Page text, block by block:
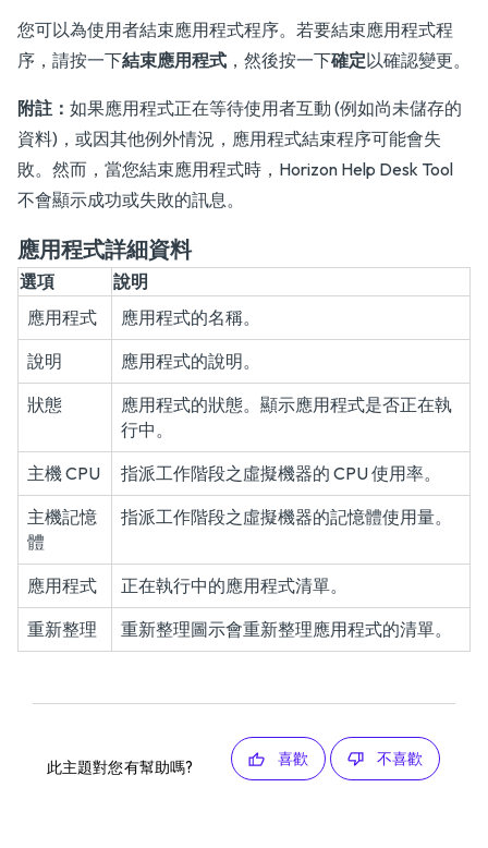
您可以為使用者結束應用程式程序。若要結束應用程式程
序，請按一下結束應用程式 ，然後按一下確定以確認變更。
附註： 如果應用程式正在等待使用者互動 (例如尚未儲存的
資料)，或因其他例外情況，應用程式結束程序可能會失
敗。然而，當您結束應用程式時，Horizon Help Desk Tool
不會顯示成功或失敗的訊息。
應用程式詳細資料
選項
說明
應用程式
應用程式的名稱。
說明
應用程式的說明。
狀態
應用程式的狀態。顯示應用程式是否正在執
行中。
主機 CPU
指派工作階段之虛擬機器的 CPU 使用率。
主機記憶
體
指派工作階段之虛擬機器的記憶體使用量。
應用程式
正在執行中的應用程式清單。
重新整理
重新整理圖示會重新整理應用程式的清單。
此主題對您有幫助嗎? 喜歡 不喜歡